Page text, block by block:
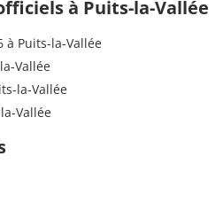
à Puits-la-Vallée
à Puits-la-Vallée
Vallée
la-Vallée
Vallée